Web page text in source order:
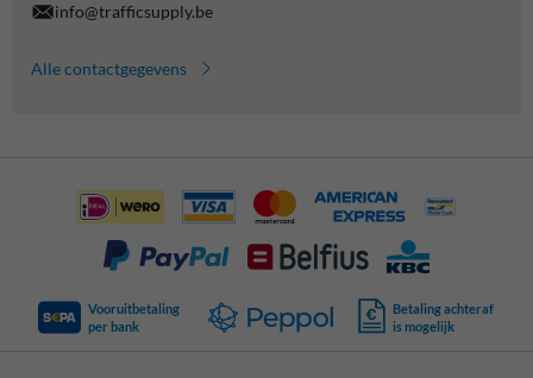
info@trafficsupply.be
Alle contactgegevens
Vooruitbetaling
per bank
Betaling achteraf
is mogelijk